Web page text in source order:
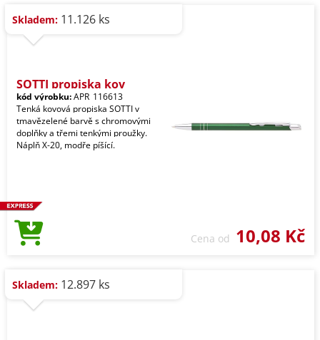
Skladem: 11.126 ks
SOTTI propiska kov
kód výrobku:APR_116613
Tenká kovová propiska SOTTI v
tmavězelené barvě s chromovými
doplňky a třemi tenkými proužky.
Náplň X-20, modře píšící.
Cena od 10,08 Kč
Skladem: 12.897 ks